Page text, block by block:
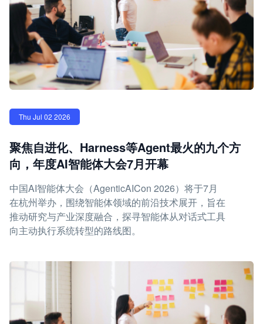
Thu Jul 02 2026
聚焦自进化、Harness等Agent最火的九个方
向，年度AI智能体大会7月开幕
中国AI智能体大会（AgenticAICon 2026）将于7月
在杭州举办，围绕智能体领域的前沿技术展开，旨在
推动研究与产业深度融合，探寻智能体从对话式工具
向主动执行系统转型的路线图。